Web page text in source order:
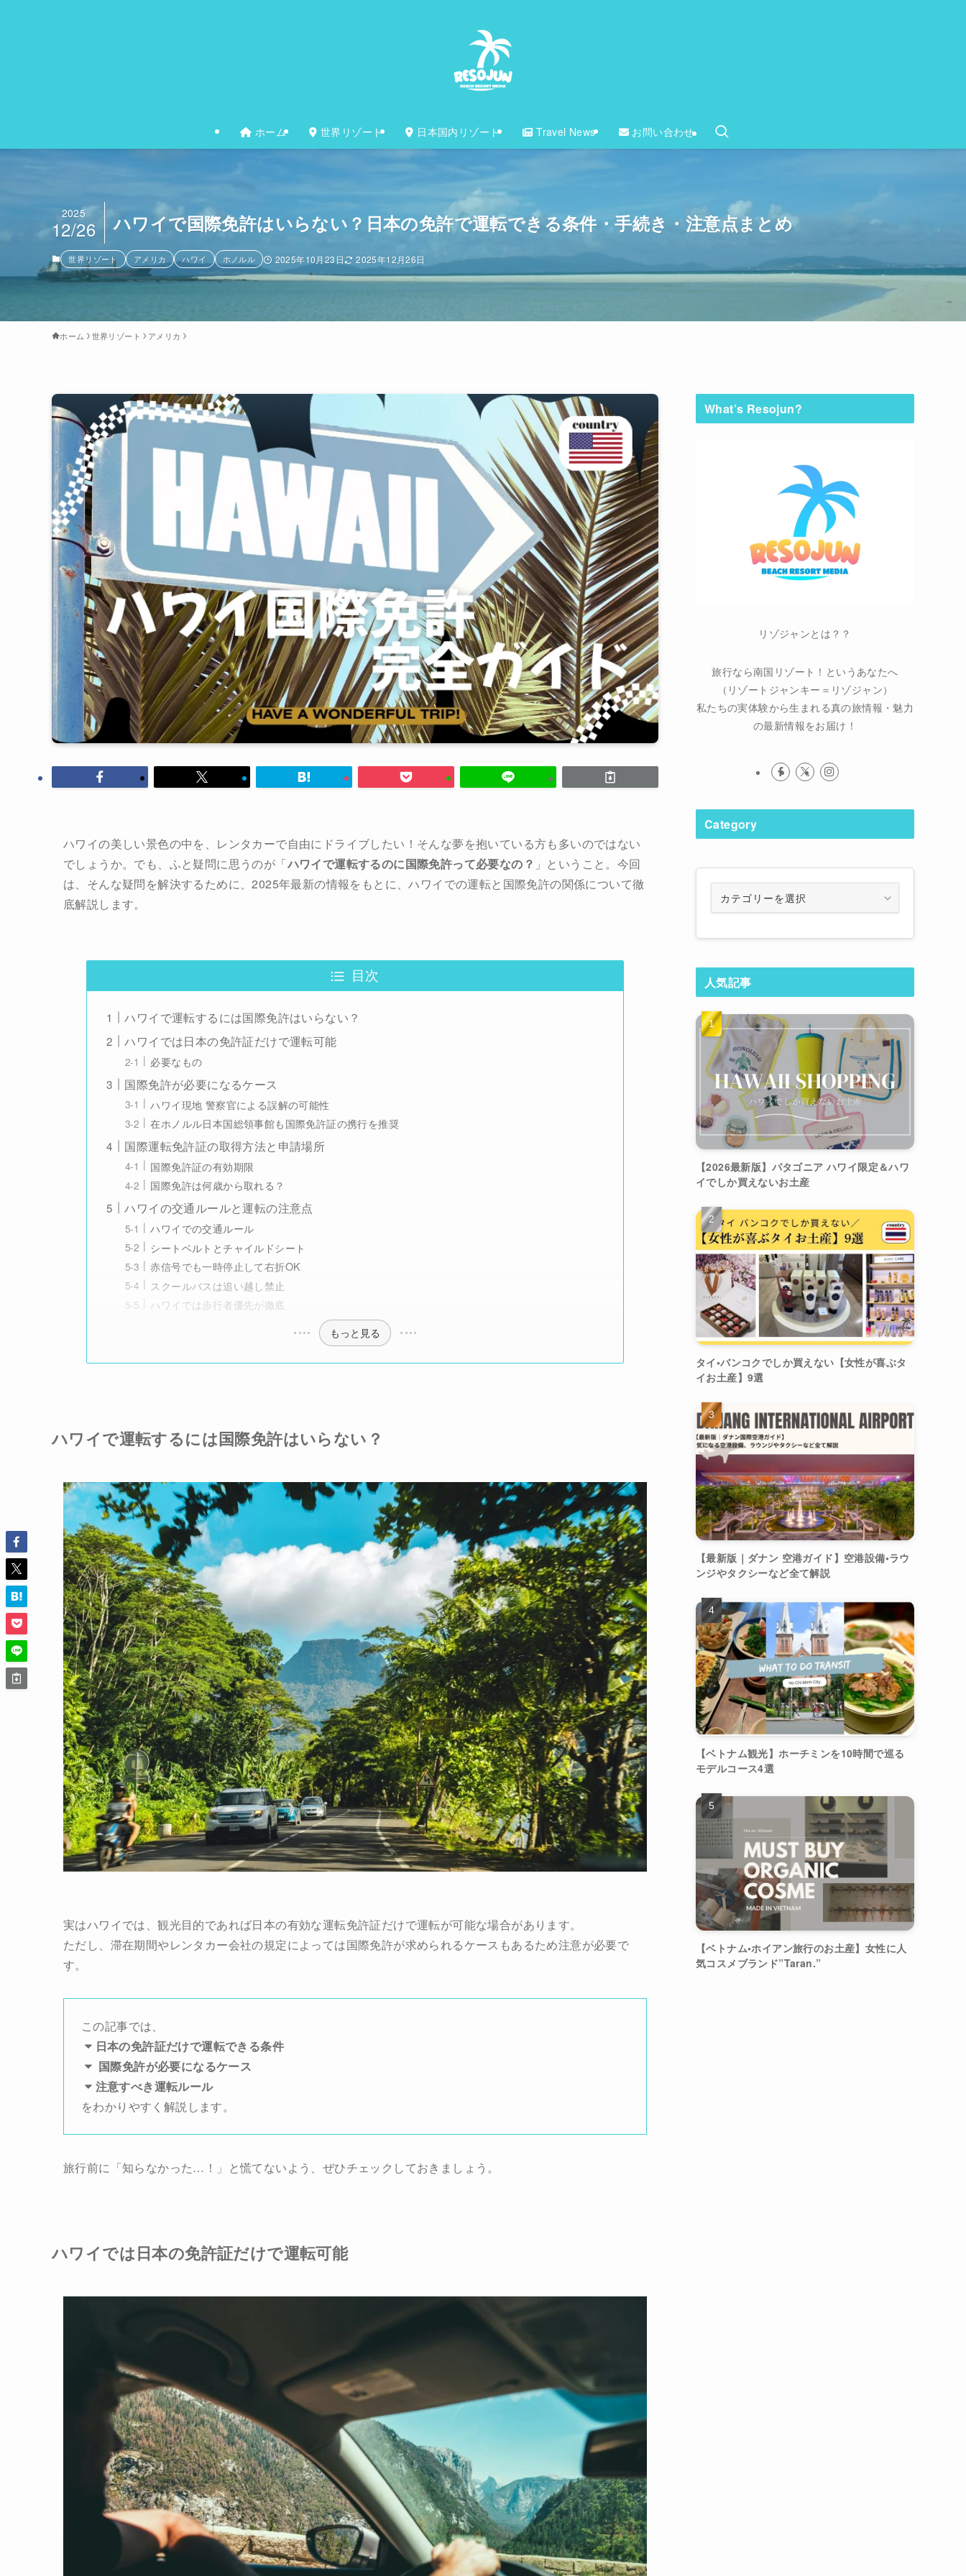
ホーム 世界リゾート 日本国内リゾート Travel News お問い合わせ
ハワイで国際免許はいらない？日本の免許で運転できる条件・手続き・注意点まとめ
2025
12/26
世界リゾート アメリカ ハワイ ホノルル 2025年10月23日 2025年12月26日
ホーム 世界リゾート アメリカ
ハワイの美しい景色の中を、レンタカーで自由にドライブしたい！そんな夢を抱いている方も多いのではない
でしょうか。でも、ふと疑問に思うのが「ハワイで運転するのに国際免許って必要なの？ 」ということ。今回
は、そんな疑問を解決するために、2025年最新の情報をもとに、ハワイでの運転と国際免許の関係について徹
底解説します。
目次
ハワイで運転するには国際免許はいらない？
ハワイでは日本の免許証だけで運転可能
必要なもの
国際免許が必要になるケース
ハワイ現地 警察官による誤解の可能性
在ホノルル日本国総領事館も国際免許証の携行を推奨
国際運転免許証の取得方法と申請場所
国際免許証の有効期限
国際免許は何歳から取れる？
ハワイの交通ルールと運転の注意点
ハワイでの交通ルール
シートベルトとチャイルドシート
赤信号でも一時停止して右折OK
スクールバスは追い越し禁止
ハワイでは歩行者優先が徹底
もっと見る
ハワイで運転するには国際免許はいらない？
実はハワイでは、観光目的であれば日本の有効な運転免許証だけで運転が可能な場合があります。
ただし、滞在期間やレンタカー会社の規定によっては国際免許が求められるケースもあるため注意が必要で
す。
この記事では、
日本の免許証だけで運転できる条件
国際免許が必要になるケース
注意すべき運転ルール
をわかりやすく解説します。
旅行前に「知らなかった…！」と慌てないよう、ぜひチェックしておきましょう。
ハワイでは日本の免許証だけで運転可能
What’s Resojun?
リゾジャンとは？？
旅行なら南国リゾート！というあなたへ
（リゾートジャンキー＝リゾジャン）
私たちの実体験から生まれる真の旅情報・魅力
の最新情報をお届け！
Category
Category
人気記事
【2026最新版】パタゴニア ハワイ限定＆ハワ
イでしか買えないお土産
タイ•バンコクでしか買えない【女性が喜ぶタ
イお土産】9選
【最新版｜ダナン 空港ガイド】空港設備•ラウ
ンジやタクシーなど全て解説
【ベトナム観光】ホーチミンを10時間で巡る
モデルコース4選
【ベトナム•ホイアン旅行のお土産】女性に人
気コスメブランド”Taran.”